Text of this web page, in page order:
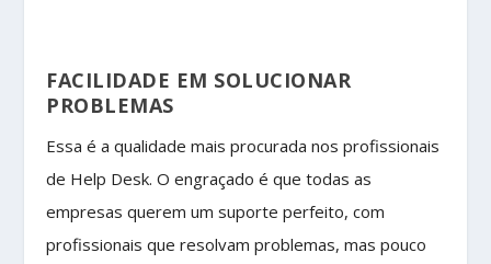
FACILIDADE EM SOLUCIONAR
PROBLEMAS
Essa é a qualidade mais procurada nos profissionais
de Help Desk. O engraçado é que todas as
empresas querem um suporte perfeito, com
profissionais que resolvam problemas, mas pouco